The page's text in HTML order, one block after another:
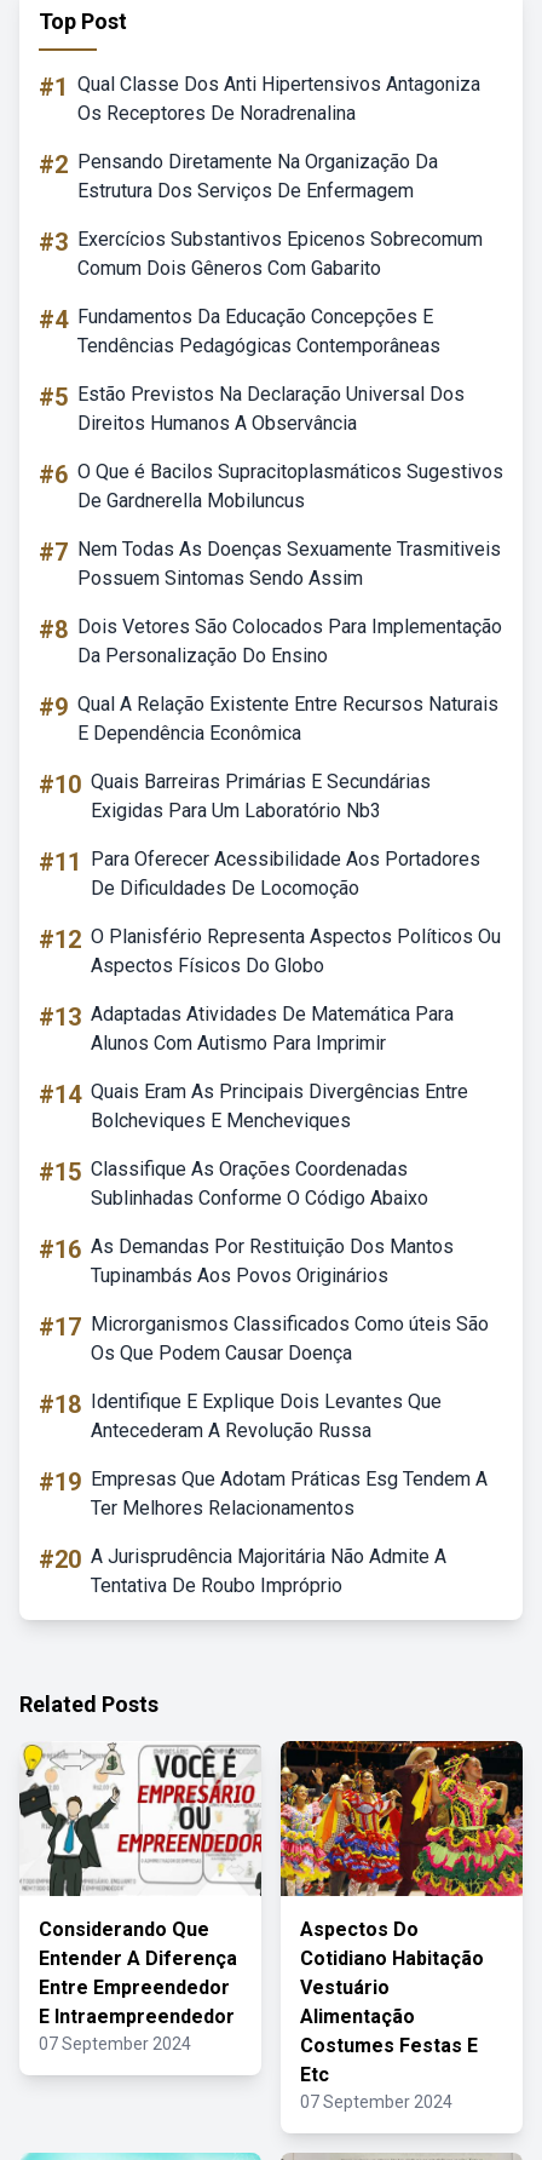
Top Post
#1 Qual Classe Dos Anti Hipertensivos Antagoniza
Os Receptores De Noradrenalina
#2 Pensando Diretamente Na Organização Da
Estrutura Dos Serviços De Enfermagem
#3 Exercícios Substantivos Epicenos Sobrecomum
Comum Dois Gêneros Com Gabarito
#4 Fundamentos Da Educação Concepções E
Tendências Pedagógicas Contemporâneas
#5 Estão Previstos Na Declaração Universal Dos
Direitos Humanos A Observância
#6 O Que é Bacilos Supracitoplasmáticos Sugestivos
De Gardnerella Mobiluncus
#7 Nem Todas As Doenças Sexuamente Trasmitiveis
Possuem Sintomas Sendo Assim
#8 Dois Vetores São Colocados Para Implementação
Da Personalização Do Ensino
#9 Qual A Relação Existente Entre Recursos Naturais
E Dependência Econômica
#10 Quais Barreiras Primárias E Secundárias
Exigidas Para Um Laboratório Nb3
#11
Para Oferecer Acessibilidade Aos Portadores
De Dificuldades De Locomoção
#12 O Planisfério Representa Aspectos Políticos Ou
Aspectos Físicos Do Globo
#13 Adaptadas Atividades De Matemática Para
Alunos Com Autismo Para Imprimir
#14 Quais Eram As Principais Divergências Entre
Bolcheviques E Mencheviques
#15 Classifique As Orações Coordenadas
Sublinhadas Conforme O Código Abaixo
#16 As Demandas Por Restituição Dos Mantos
Tupinambás Aos Povos Originários
#17 Microrganismos Classificados Como úteis São
Os Que Podem Causar Doença
#18 Identifique E Explique Dois Levantes Que
Antecederam A Revolução Russa
#19 Empresas Que Adotam Práticas Esg Tendem A
Ter Melhores Relacionamentos
#20 A Jurisprudência Majoritária Não Admite A
Tentativa De Roubo Impróprio
Related Posts
Considerando Que
Entender A Diferença
Entre Empreendedor
E Intraempreendedor
07 September 2024
Aspectos Do
Cotidiano Habitação
Vestuário
Alimentação
Costumes Festas E
Etc
07 September 2024